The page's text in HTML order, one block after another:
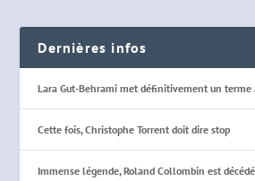
Dernières infos
Lara Gut-Behrami met définitivement un terme
Cette fois, Christophe Torrent doit dire stop
Immense légende, Roland Collombin est décédé